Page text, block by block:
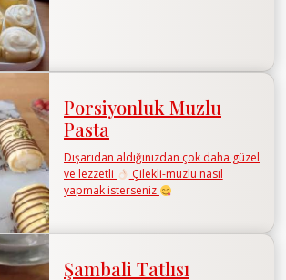
Porsiyonluk Muzlu
Pasta
Dışarıdan aldığınızdan çok daha güzel
ve lezzetli
Çilekli-muzlu nasıl
yapmak isterseniz
Şambali Tatlısı